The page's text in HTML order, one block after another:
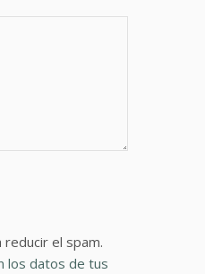
el spam.
los datos de tus